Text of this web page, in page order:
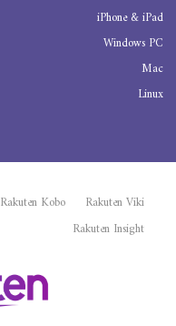
iPhone & iPad
Windows PC
Mac
Linux
Rakuten Viki
Rakuten Kobo
Rakuten Insight